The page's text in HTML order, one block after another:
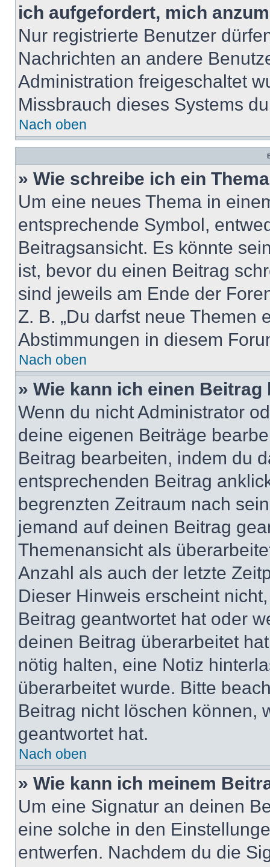
ich aufgefordert, mich
Nur registrierte Benutzer
Nachrichten an andere
Administration freigeschaltet
Missbrauch dieses Systems
Nach oben
» Wie schreibe ich ein
Um eine neues Thema in
entsprechende Symbol,
Beitragsansicht. Es könnte
ist, bevor du einen Beitrag
sind jeweils am Ende der
Z. B. „Du darfst neue Themen
Abstimmungen in diesem
Nach oben
» Wie kann ich einen
Wenn du nicht Administrator
deine eigenen Beiträge
Beitrag bearbeiten, indem du
entsprechenden Beitrag
begrenzten Zeitraum nach
jemand auf deinen Beitrag
Themenansicht als
Anzahl als auch der letzte
Dieser Hinweis erscheint
Beitrag geantwortet hat oder
deinen Beitrag überarbeitet
nötig halten, eine Notiz
überarbeitet wurde. Bitte
Beitrag nicht löschen können,
geantwortet hat.
Nach oben
» Wie kann ich meinem
Um eine Signatur an deinen
eine solche in den
entwerfen. Nachdem du die